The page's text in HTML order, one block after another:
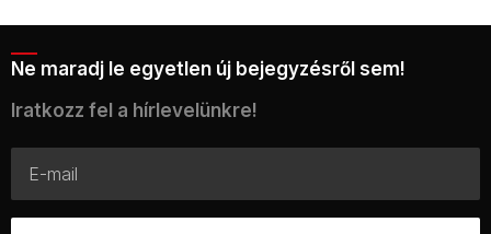
Ne maradj le egyetlen új bejegyzésről sem!
Iratkozz fel a hírlevelünkre!